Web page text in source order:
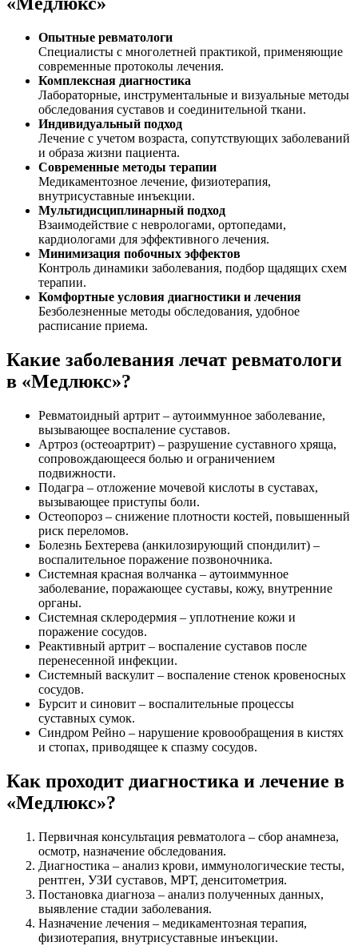
Опытные ревматологи
Специалисты с многолетней практикой, применяющие
современные протоколы лечения.
Комплексная диагностика
Лабораторные, инструментальные и визуальные методы
обследования суставов и соединительной ткани.
Индивидуальный подход
Лечение с учетом возраста, сопутствующих заболеваний
и образа жизни пациента.
Современные методы терапии
Медикаментозное лечение, физиотерапия,
внутрисуставные инъекции.
Мультидисциплинарный подход
Взаимодействие с неврологами, ортопедами,
кардиологами для эффективного лечения.
Минимизация побочных эффектов
Контроль динамики заболевания, подбор щадящих схем
терапии.
Комфортные условия диагностики и лечения
Безболезненные методы обследования, удобное
расписание приема.
Какие заболевания лечат ревматологи
в «Медлюкс»?
Ревматоидный артрит – аутоиммунное заболевание,
вызывающее воспаление суставов.
Артроз (остеоартрит) – разрушение суставного хряща,
сопровождающееся болью и ограничением
подвижности.
Подагра – отложение мочевой кислоты в суставах,
вызывающее приступы боли.
Остеопороз – снижение плотности костей, повышенный
риск переломов.
Болезнь Бехтерева (анкилозирующий спондилит) –
воспалительное поражение позвоночника.
Системная красная волчанка – аутоиммунное
заболевание, поражающее суставы, кожу, внутренние
органы.
Системная склеродермия – уплотнение кожи и
поражение сосудов.
Реактивный артрит – воспаление суставов после
перенесенной инфекции.
Системный васкулит – воспаление стенок кровеносных
сосудов.
Бурсит и синовит – воспалительные процессы
суставных сумок.
Синдром Рейно – нарушение кровообращения в кистях
и стопах, приводящее к спазму сосудов.
Как проходит диагностика и лечение в
«Медлюкс»?
Первичная консультация ревматолога – сбор анамнеза,
осмотр, назначение обследования.
Диагностика – анализ крови, иммунологические тесты,
рентген, УЗИ суставов, МРТ, денситометрия.
Постановка диагноза – анализ полученных данных,
выявление стадии заболевания.
Назначение лечения – медикаментозная терапия,
физиотерапия, внутрисуставные инъекции.